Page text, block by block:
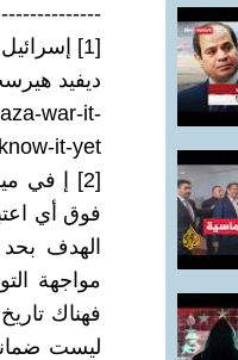
--------------
[1] إسرائيل خسرت فعلا حرب غزة. و لا تعرف ذلك بعد حتى الآن.
ديفيد هيرست - 16
war-it-
it-yet
[2] إ في
فوق أي
الهدف
مواجهة
فهناك
ليست ضماناً